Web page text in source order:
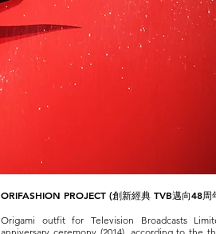
ORIFASHION PROJECT (創新經典 TVB邁向48周
Origami outfit for Television Broadcasts